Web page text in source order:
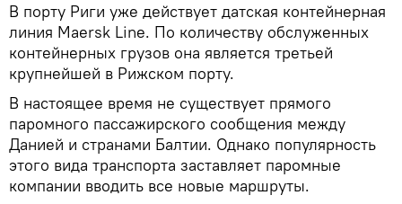
В порту Риги уже действует датская контейнерная
линия Maersk Line. По количеству обслуженных
контейнерных грузов она является третьей
крупнейшей в Рижском порту.
В настоящее время не существует прямого
паромного пассажирского сообщения между
Данией и странами Балтии. Однако популярность
этого вида транспорта заставляет паромные
компании вводить все новые маршруты.